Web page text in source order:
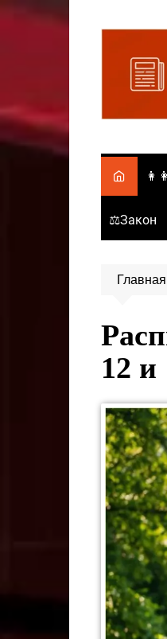
Перейти
⚖️Закон
12